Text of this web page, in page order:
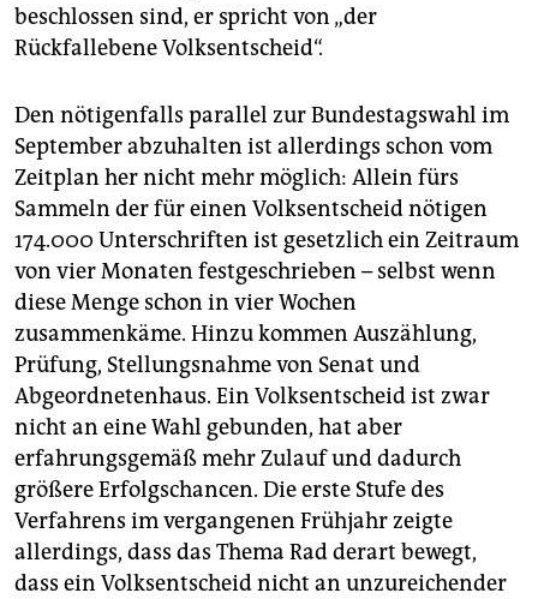
beschlossen sind, er spricht von „der
Rückfallebene Volksentscheid“.
Den nötigenfalls parallel zur Bundestagswahl im
September abzuhalten ist allerdings schon vom
Zeitplan her nicht mehr möglich: Allein fürs
Sammeln der für einen Volksentscheid nötigen
174.000 Unterschriften ist gesetzlich ein Zeitraum
von vier Monaten festgeschrieben – selbst wenn
diese Menge schon in vier Wochen
zusammenkäme. Hinzu kommen Auszählung,
Prüfung, Stellungsnahme von Senat und
Abgeordnetenhaus. Ein Volksentscheid ist zwar
nicht an eine Wahl gebunden, hat aber
erfahrungsgemäß mehr Zulauf und dadurch
größere Erfolgschancen. Die erste Stufe des
Verfahrens im vergangenen Frühjahr zeigte
allerdings, dass das Thema Rad derart bewegt,
dass ein Volksentscheid nicht an unzureichender